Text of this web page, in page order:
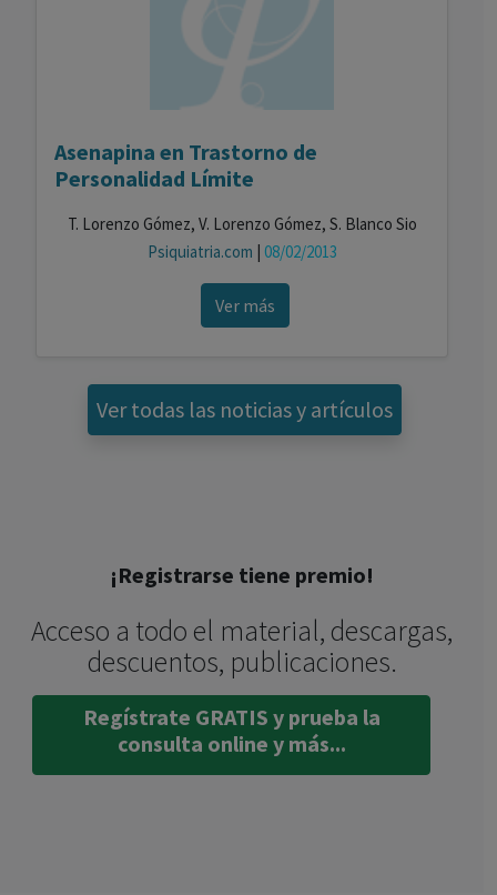
Asenapina en Trastorno de
Personalidad Límite
T. Lorenzo Gómez, V. Lorenzo Gómez, S. Blanco Sio
Psiquiatria.com | 08/02/2013
Ver más
Ver todas las noticias y artículos
¡Registrarse tiene premio!
Acceso a todo el material, descargas,
descuentos, publicaciones.
Regístrate GRATIS y prueba la
consulta online y más...